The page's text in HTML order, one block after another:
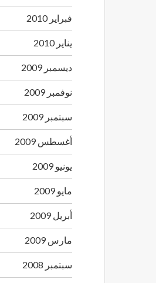
فبراير 2010
يناير 2010
ديسمبر 2009
نوفمبر 2009
سبتمبر 2009
أغسطس 2009
يونيو 2009
مايو 2009
أبريل 2009
مارس 2009
سبتمبر 2008